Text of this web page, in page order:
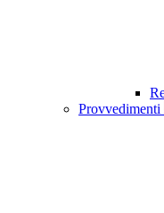
Provvedimenti